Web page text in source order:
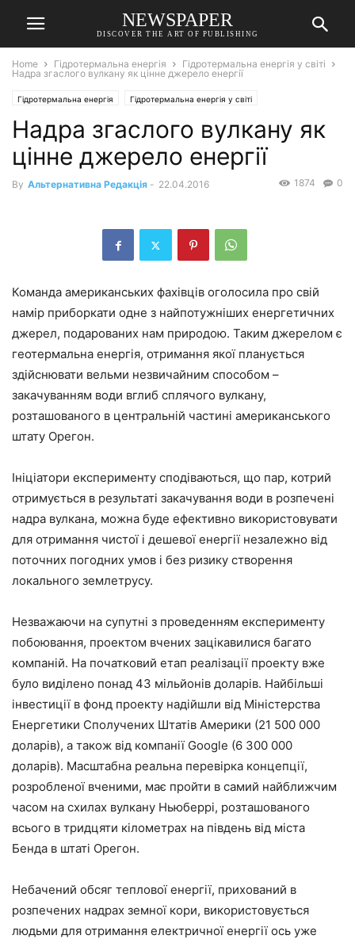
NEWSPAPER
DISCOVER THE ART OF PUBLISHING
Home Гідротермальна енергія
Гідротермальна енергія у світі
Надра згаслого вулкану як цінне джерело енергії
Гідротермальна енергія Гідротермальна енергія у світі
Надра згаслого вулкану як
цінне джерело енергії
By Альтернативна Редакція - 22.04.2016 0
1874
Команда американських фахівців оголосила про свій
намір приборкати одне з найпотужніших енергетичних
джерел, подарованих нам природою. Таким джерелом є
геотермальна енергія, отримання якої планується
здійснювати вельми незвичайним способом –
закачуванням води вглиб сплячого вулкану,
розташованого в центральній частині американського
штату Орегон.
Ініціатори експерименту сподіваються, що пар, котрий
отримується в результаті закачування води в розпечені
надра вулкана, можна буде ефективно використовувати
для отримання чистої і дешевої енергії незалежно від
поточних погодних умов і без ризику створення
локального землетрусу.
Незважаючи на супутні з проведенням експерименту
побоювання, проектом вчених зацікавилися багато
компаній. На початковий етап реалізації проекту вже
було виділено понад 43 мільйонів доларів. Найбільші
інвестиції в фонд проекту надійшли від Міністерства
Енергетики Сполучених Штатів Америки (21 500 000
доларів), а також від компанії Google (6 300 000
доларів). Масштабна реальна перевірка концепції,
розробленої вченими, має пройти в самий найближчим
часом на схилах вулкану Ньюберрі, розташованого
всього в тридцяти кілометрах на південь від міста
Бенда в штаті Орегон.
Небачений обсяг теплової енергії, прихований в
розпечених надрах земної кори, використовується
людьми для отримання електричної енергії ось уже